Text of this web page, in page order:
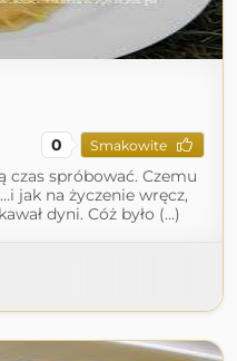
0 Smakowite
czas spróbować. Czemu
jak na życzenie wręcz,
dyni. Cóż było (...)